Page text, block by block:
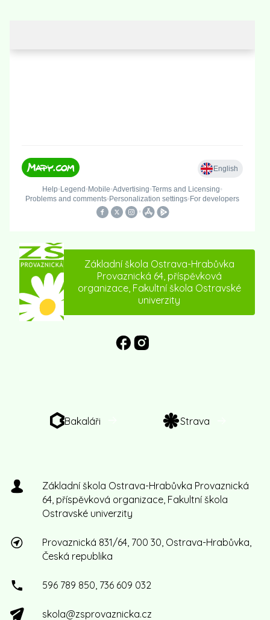
Základní škola Ostrava-Hrabůvka
Provaznická 64, příspěvková
organizace, Fakultní škola Ostravské
univerzity
Bakaláři Strava
Základní škola Ostrava-Hrabůvka Provaznická
64, příspěvková organizace, Fakultní škola
Ostravské univerzity
Provaznická 831/64, 700 30, Ostrava-Hrabůvka,
Česká republika
596 789 850, 736 609 032
skola@zsprovaznicka.cz